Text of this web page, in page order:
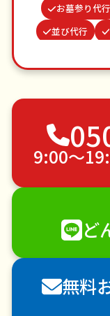
お墓参り代行
並び代行
つた・ツルの
不用品回収
家具の移
植木の伐採
エアコ
ハウスクリーニ
襖（ふすま
害獣駆除
9:00〜
ど
無料